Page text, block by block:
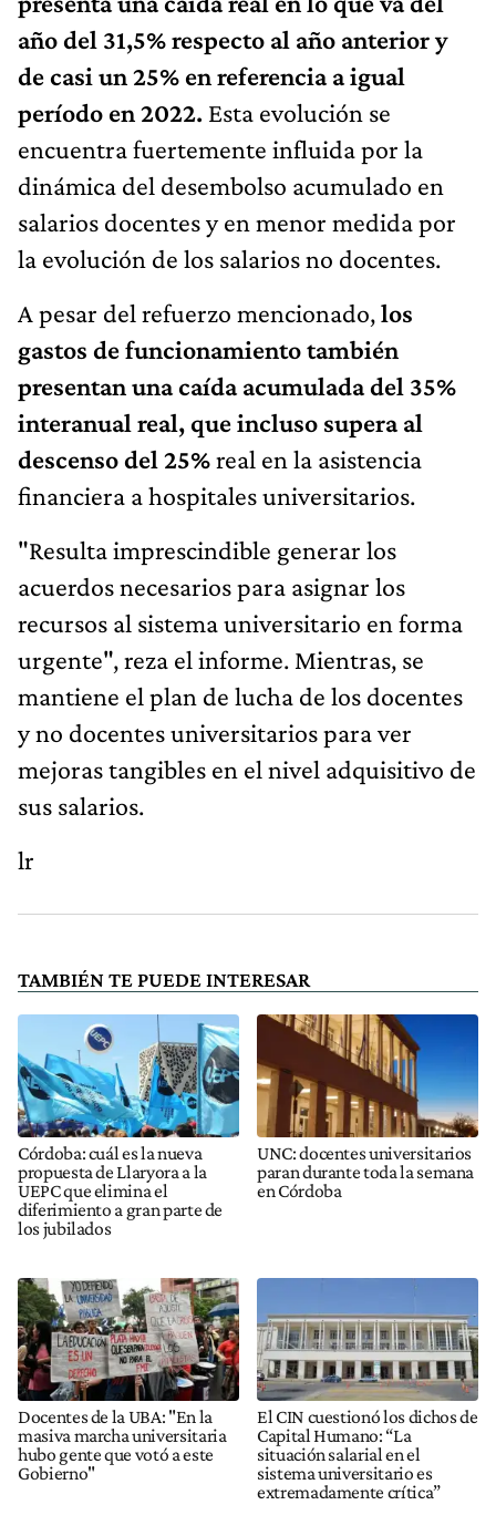
año del 31,5% respecto al año anterior y
de casi un 25% en referencia a igual
período en 2022. Esta evolución se
encuentra fuertemente influida por la
dinámica del desembolso acumulado en
salarios docentes y en menor medida por
la evolución de los salarios no docentes.
A pesar del refuerzo mencionado,los
gastos de funcionamiento también
presentan una caída acumulada del 35%
interanual real, que incluso supera al
descenso del 25%real en la asistencia
financiera a hospitales universitarios.
"Resulta imprescindible generar los
acuerdos necesarios para asignar los
recursos al sistema universitario en forma
urgente", reza el informe. Mientras, se
mantiene el plan de lucha de los docentes
y no docentes universitarios para ver
mejoras tangibles en el nivel adquisitivo de
sus salarios.
lr
TAMBIÉN TE PUEDE INTERESAR
Córdoba: cuál es la nueva
propuesta de Llaryora a la
UEPC que elimina el
diferimiento a gran parte de
los jubilados
UNC: docentes universitarios
paran durante toda la semana
en Córdoba
Docentes de la UBA: "En la
masiva marcha universitaria
hubo gente que votó a este
Gobierno"
El CIN cuestionó los dichos de
Capital Humano: “La
situación salarial en el
sistema universitario es
extremadamente crítica”